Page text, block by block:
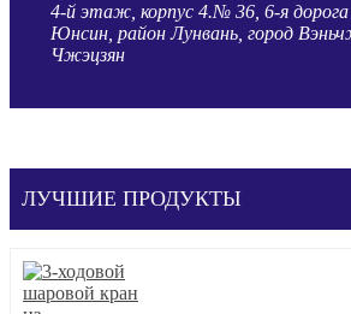
4-й этаж, корпус 4.№ 36, 6-я дорога
Юнсин, район Лунвань, город
Чжэцзян
ЛУЧШИЕ ПРОДУКТЫ